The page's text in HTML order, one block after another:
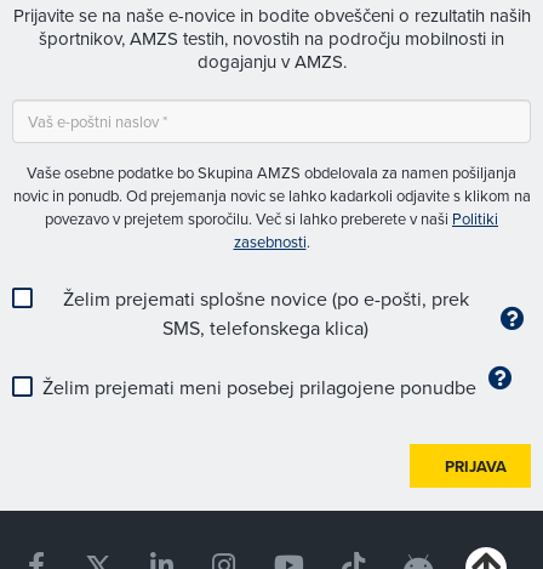
Prijavite se na naše e-novice in bodite obveščeni o rezultatih naših
športnikov, AMZS testih, novostih na področju mobilnosti in
dogajanju v AMZS.
Vaše osebne podatke bo Skupina AMZS obdelovala za namen pošiljanja
novic in ponudb. Od prejemanja novic se lahko kadarkoli odjavite s klikom na
povezavo v prejetem sporočilu. Več si lahko preberete v naši Politiki
zasebnosti.
Želim prejemati splošne novice (po e-pošti, prek
SMS, telefonskega klica)
Želim prejemati meni posebej prilagojene ponudbe
PRIJAVA